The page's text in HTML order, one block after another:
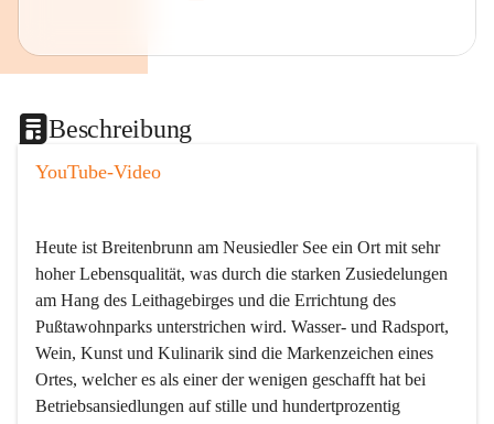
Beschreibung
YouTube-Video
Heute ist Breitenbrunn am Neusiedler See ein Ort mit sehr
hoher Lebensqualität, was durch die starken Zusiedelungen
am Hang des Leithagebirges und die Errichtung des
Pußtawohnparks unterstrichen wird. Wasser- und Radsport,
Wein, Kunst und Kulinarik sind die Markenzeichen eines
Ortes, welcher es als einer der wenigen geschafft hat bei
Betriebsansiedlungen auf stille und hundertprozentig